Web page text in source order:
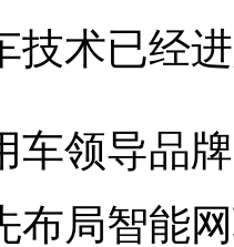
技术已经
领导品牌
布局智能